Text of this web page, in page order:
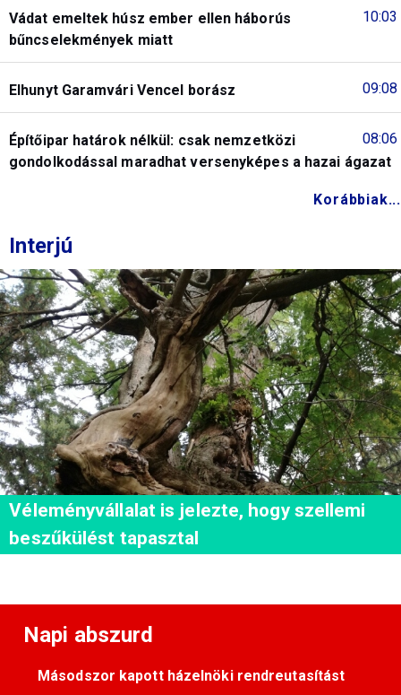
10:03
Vádat emeltek húsz ember ellen háborús
bűncselekmények miatt
09:08
Elhunyt Garamvári Vencel borász
08:06
Építőipar határok nélkül: csak nemzetközi
gondolkodással maradhat versenyképes a hazai ágazat
Korábbiak...
Interjú
Véleményvállalat is jelezte, hogy szellemi
beszűkülést tapasztal
Napi abszurd
Másodszor kapott házelnöki rendreutasítást